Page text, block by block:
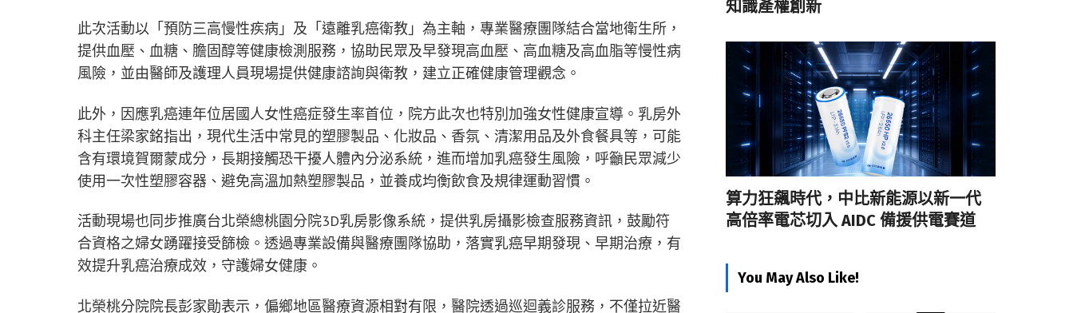
此次活動以「預防三高慢性疾病」及「遠離乳癌衛教」為主軸，專業醫療團隊結合當地衛生所，
提供血壓、血糖、膽固醇等健康檢測服務，協助民眾及早發現高血壓、高血糖及高血脂等慢性病
風險，並由醫師及護理人員現場提供健康諮詢與衛教，建立正確健康管理觀念。
此外，因應乳癌連年位居國人女性癌症發生率首位，院方此次也特別加強女性健康宣導。乳房外
科主任梁家銘指出，現代生活中常見的塑膠製品、化妝品、香氛、清潔用品及外食餐具等，可能
含有環境賀爾蒙成分，長期接觸恐干擾人體內分泌系統，進而增加乳癌發生風險，呼籲民眾減少
使用一次性塑膠容器、避免高溫加熱塑膠製品，並養成均衡飲食及規律運動習慣。
活動現場也同步推廣台北榮總桃園分院3D乳房影像系統，提供乳房攝影檢查服務資訊，鼓勵符
合資格之婦女踴躍接受篩檢。透過專業設備與醫療團隊協助，落實乳癌早期發現、早期治療，有
效提升乳癌治療成效，守護婦女健康。
北榮桃分院院長彭家勛表示，偏鄉地區醫療資源相對有限，醫院透過巡迴義診服務，不僅拉近醫
知識產權創新
算力狂飆時代，中比新能源以新一代
高倍率電芯切入 AIDC 備援供電賽道
You May Also Like!